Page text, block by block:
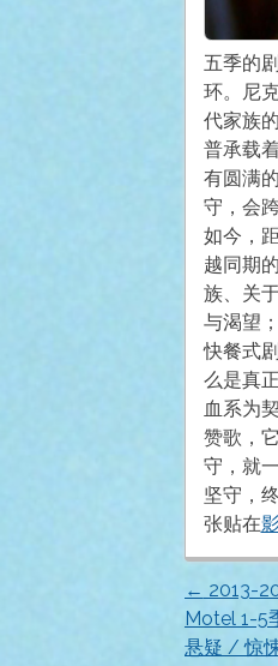
五季的
环。尼
代家族
普承载
有圆满
守，会
如今，
越同期
族、关
与渴望
快餐式
么是真
血系为
赞歌，
守，就
坚守，
张贴在
文
← 2013-
Motel 1-5
悬疑 / 惊